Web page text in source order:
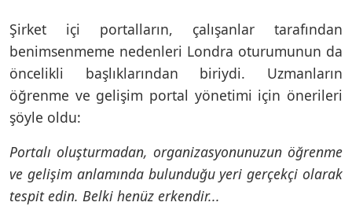
Şirket içi portalların, çalışanlar tarafından
benimsenmeme nedenleri Londra oturumunun da
öncelikli başlıklarından biriydi. Uzmanların
öğrenme ve gelişim portal yönetimi için önerileri
şöyle oldu:
Portalı oluşturmadan, organizasyonunuzun öğrenme
ve gelişim anlamında bulunduğu yeri gerçekçi olarak
tespit edin. Belki henüz erkendir...